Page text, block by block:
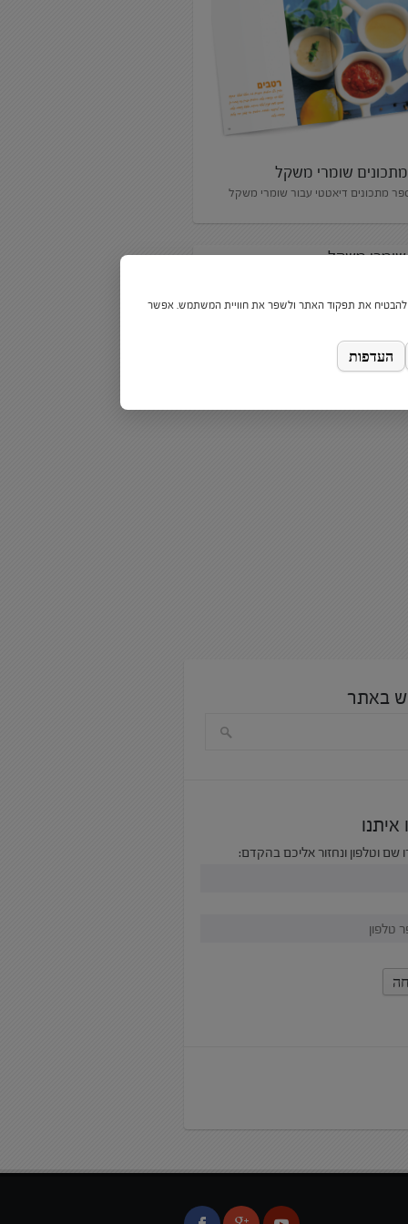
שומרי משקל
מתכונים דיאטטי עבור שומרי משקל
שומרי משקל
באתר
איתנו
שם וטלפון ונחזור אליכם בהקדם: